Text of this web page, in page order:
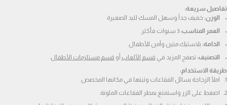
تفاصيل سريعة:
الوزن: خفيف جداً وسهل المسك لليد الصغيرة.
العمر المناسب: 3 سنوات فأكثر.
الخامة: بلاستيك متين وآمن للأطفال.
التصنيف: تصفح المزيد في قسم الألعاب أو قسم مستلزمات الأطفال.
طريقة الاستخدام:
املأ الزجاجة بسائل الفقاعات وثبتها في مكانها المخصص.
اضغط على الزر واستمتع بمطر الفقاعات الملونة.